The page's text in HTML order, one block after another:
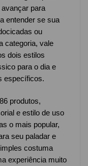
para
entender se sua
ou
categoria, vale
dois estilos
para o dia e
específicos.
produtos,
e estilo de uso
o mais popular,
seu paladar e
costuma
experiência muito